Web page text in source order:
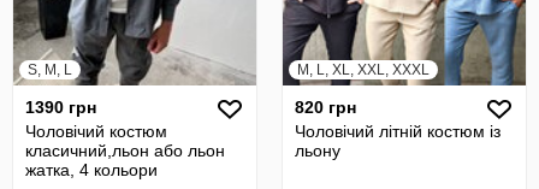
S, M, L
1390 грн
Чоловічий костюм
класичний,льон або льон
жатка, 4 кольори
M, L, XL, XXL, XXXL
820 грн
Чоловічий літній костюм із
льону